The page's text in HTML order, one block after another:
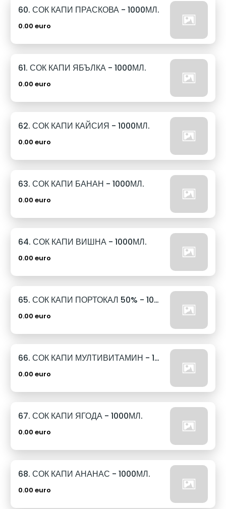
60. СОК КАПИ ПРАСКОВА - 1000МЛ.
0.00 euro
61. СОК КАПИ ЯБЪЛКА - 1000МЛ.
0.00 euro
62. СОК КАПИ КАЙСИЯ - 1000МЛ.
0.00 euro
63. СОК КАПИ БАНАН - 1000МЛ.
0.00 euro
64. СОК КАПИ ВИШНА - 1000МЛ.
0.00 euro
65. СОК КАПИ ПОРТОКАЛ 50% - 1000МЛ.
0.00 euro
66. СОК КАПИ МУЛТИВИТАМИН - 1000МЛ.
0.00 euro
67. СОК КАПИ ЯГОДА - 1000МЛ.
0.00 euro
68. СОК КАПИ АНАНАС - 1000МЛ.
0.00 euro